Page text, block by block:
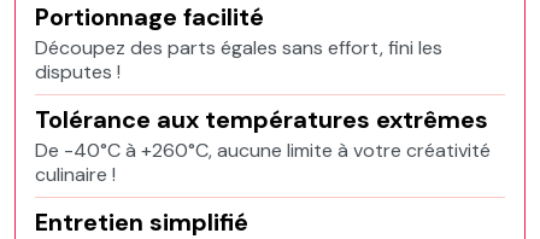
Portionnage facilité
Découpez des parts égales sans effort, fini les
disputes !
Tolérance aux températures extrêmes
De -40°C à +260°C, aucune limite à votre créativité
culinaire !
Entretien simplifié